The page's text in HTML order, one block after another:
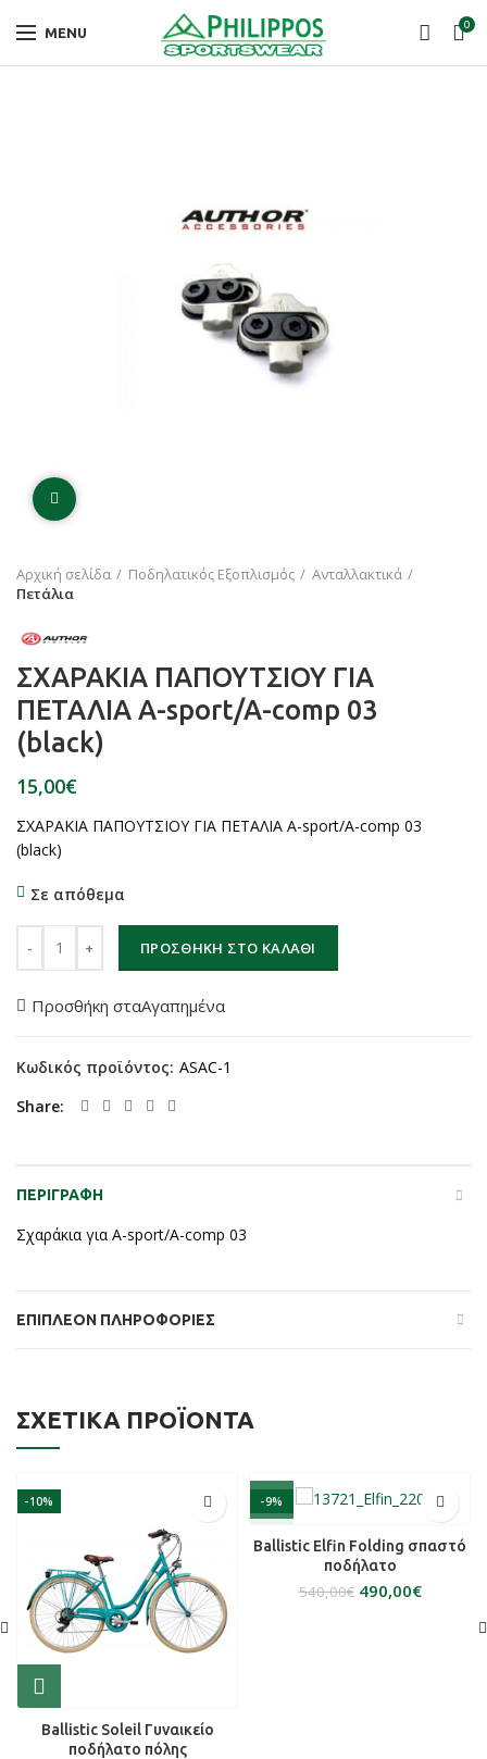
MENU 0
Αρχική σελίδα Ποδηλατικός Εξοπλισμός
Ανταλλακτικά
Πετάλια
ΣΧΑΡΑΚΙΑ ΠΑΠΟΥΤΣΙΟΥ ΓΙΑ
ΠΕΤΑΛΙΑ A-sport/A-comp 03
(black)
€
ΣΧΑΡΑΚΙΑ ΠΑΠΟΥΤΣΙΟΥ ΓΙΑ ΠΕΤΑΛΙΑ A-sport/A-comp 03
(black)
Σε απόθεμα
ΠΡΟΣΘΉΚΗ ΣΤΟ ΚΑΛΆΘΙ
Προσθήκη σταΑγαπημένα
Κωδικός προϊόντος: ASAC-1
Share
ΠΕΡΙΓΡΑΦΉ
Σχαράκια για A-sport/A-comp 03
ΕΠΙΠΛΈΟΝ ΠΛΗΡΟΦΟΡΊΕΣ
ΣΧΕΤΙΚΆ ΠΡΟΪΌΝΤΑ
-10%
Ballistic Soleil Γυναικείο
ποδήλατο πόλης
-9%
Ballistic Elfin Folding σπαστό
ποδήλατο
540,00€ 490,00€